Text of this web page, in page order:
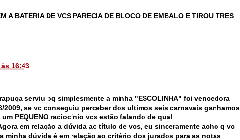
A BATERIA DE VCS PARECIA DE BLOCO DE EMBALO E TIROU TRES
16:43
serviu pq simplesmente a minha "ESCOLINHA" foi vencedora
2009, se vc conseguiu perceber dos ultimos seis carnavais ganhamos
PEQUENO raciocínio vcs estão falando de qual
em relação a dúvida ao título de vcs, eu sinceramente acho q vc
minha dúvida é em relação ao critério dos jurados para as notas